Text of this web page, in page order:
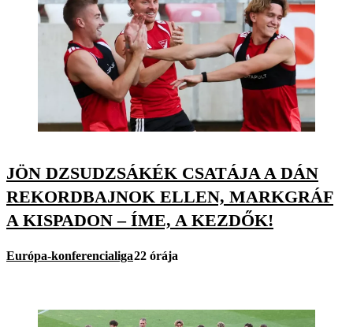
JÖN DZSUDZSÁKÉK CSATÁJA A DÁN
REKORDBAJNOK ELLEN, MARKGRÁF
A KISPADON – ÍME, A KEZDŐK!
Európa-konferencialiga22 órája